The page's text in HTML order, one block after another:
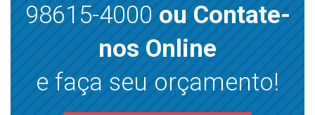
98615-4000ou Contate-
nos Online
e faça seu orçamento!